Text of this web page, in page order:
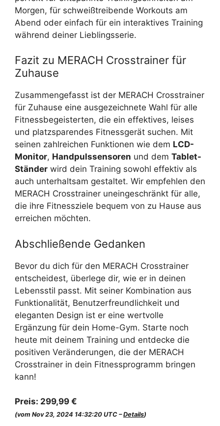
Morgen, für schweißtreibende Workouts am
Abend oder einfach für ein interaktives Training
während deiner Lieblingsserie.
Fazit zu MERACH Crosstrainer für
Zuhause
Zusammengefasst ist der MERACH Crosstrainer
für Zuhause eine ausgezeichnete Wahl für alle
Fitnessbegeisterten, die ein effektives, leises
und platzsparendes Fitnessgerät suchen. Mit
seinen zahlreichen Funktionen wie dem LCD-
Monitor, Handpulssensoren und dem Tablet-
Ständer wird dein Training sowohl effektiv als
auch unterhaltsam gestaltet. Wir empfehlen den
MERACH Crosstrainer uneingeschränkt für alle,
die ihre Fitnessziele bequem von zu Hause aus
erreichen möchten.
Abschließende Gedanken
Bevor du dich für den MERACH Crosstrainer
entscheidest, überlege dir, wie er in deinen
Lebensstil passt. Mit seiner Kombination aus
Funktionalität, Benutzerfreundlichkeit und
eleganten Design ist er eine wertvolle
Ergänzung für dein Home-Gym. Starte noch
heute mit deinem Training und entdecke die
positiven Veränderungen, die der MERACH
Crosstrainer in dein Fitnessprogramm bringen
kann!
Preis: 299,99 €
(vom Nov 23, 2024 14:32:20 UTC –Details)